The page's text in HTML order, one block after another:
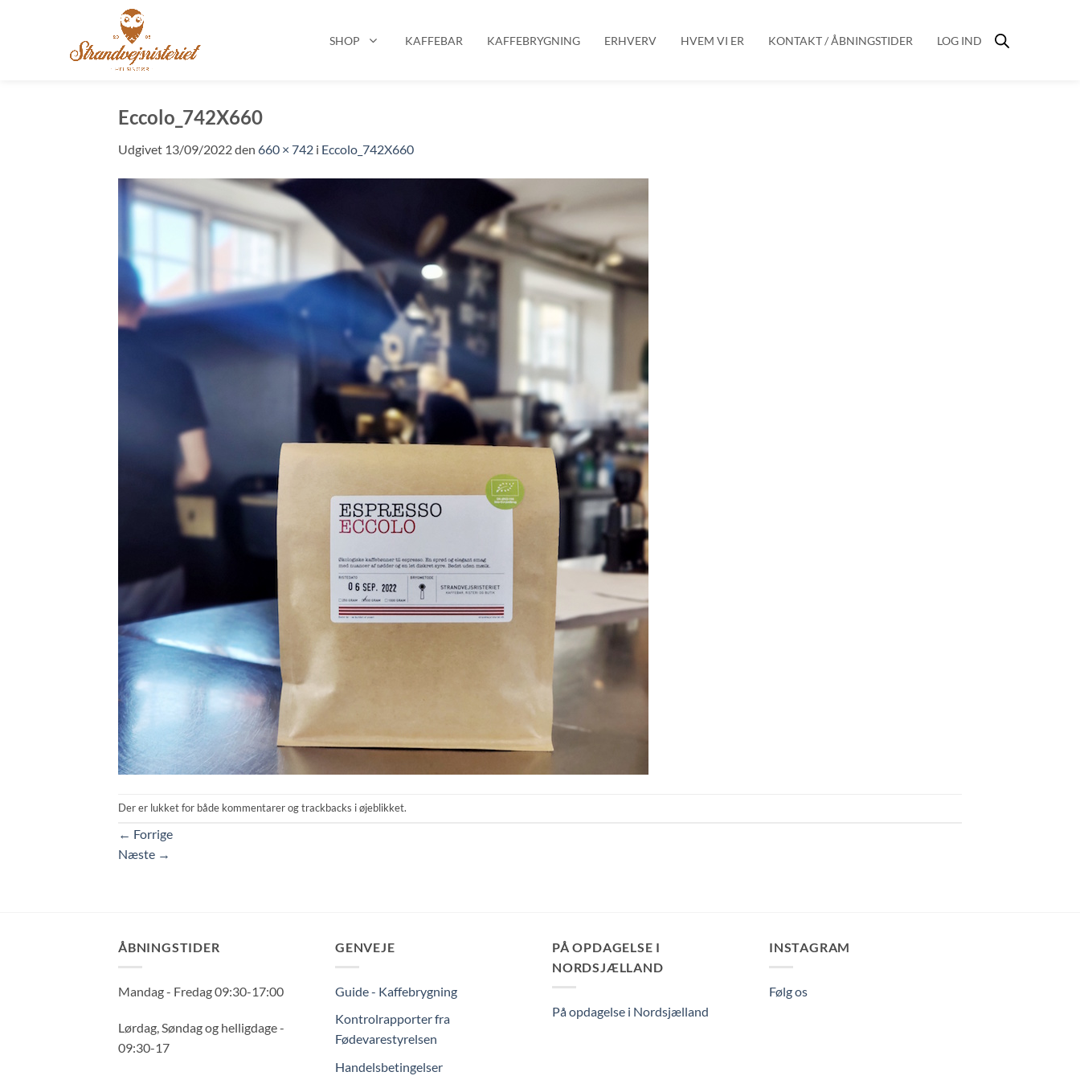
SHOP KAFFEBAR KAFFEBRYGNING ERHVERV HVEM VI ER KONTAKT / ÅBNINGSTIDER LOG IND
Eccolo_742X660
Udgivet 13/09/2022den 660 × 742 i Eccolo_742X660
Der er lukket for både kommentarer og trackbacks i øjeblikket.
← Forrige
Næste →
ÅBNINGSTIDER
Mandag - Fredag 09:30-17:00
Lørdag, Søndag og helligdage -
09:30-17
GENVEJE
Guide - Kaffebrygning
Kontrolrapporter fra
Fødevarestyrelsen
Handelsbetingelser
PÅ OPDAGELSE I
NORDSJÆLLAND
På opdagelse i Nordsjælland
INSTAGRAM
Følg os